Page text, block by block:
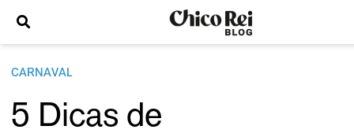
CARNAVAL
5 Dicas de